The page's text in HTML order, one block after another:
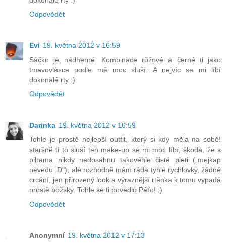
Odpovědět
Evi 19. května 2012 v 16:59
Sáčko je nádherné. Kombinace růžové a černé ti jako
tmavovlásce podle mě moc sluší. A nejvíc se mi líbí
dokonalé rty :)
Odpovědět
Darinka 19. května 2012 v 16:59
Tohle je prostě nejlepší outfit, který si kdy měla na sobě!
staršně ti to sluší ten make-up se mi moc líbí, škoda, že s
pihama nikdy nedosáhnu takovéhle čisté pleti („mejkap
nevedu :D"), ale rozhodně mám ráda tyhle rychlovky, žádné
crcání, jen přirozený look a výraznější rtěnka k tomu vypadá
prostě božsky. Tohle se ti povedlo Péťo! :)
Odpovědět
Anonymní 19. května 2012 v 17:13